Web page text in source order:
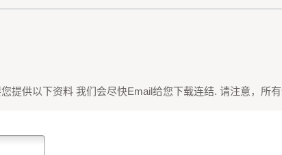
提供以下资料 我们会尽快Email给您下载连结. 请注意，所